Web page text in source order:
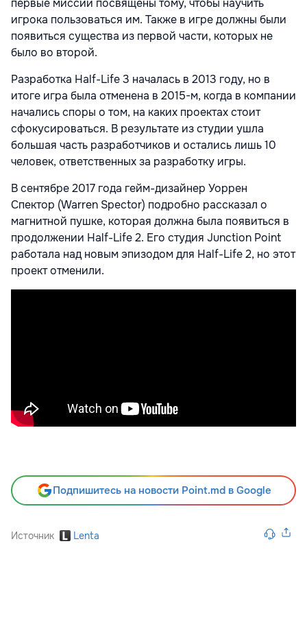
игрока пользоваться им. Также в игре должны были
появиться существа из первой части, которых не
было во второй.
Разработка Half-Life 3 началась в 2013 году, но в
итоге игра была отменена в 2015-м, когда в компании
начались споры о том, на каких проектах стоит
сфокусироваться. В результате из студии ушла
большая часть разработчиков и остались лишь 10
человек, ответственных за разработку игры.
В сентябре 2017 года гейм-дизайнер Уоррен
Спектор (Warren Spector) подробно рассказал о
магнитной пушке, которая должна была появиться в
продолжении Half-Life 2. Его студия Junction Point
работала над новым эпизодом для Half-Life 2, но этот
проект отменили.
Подпишитесь на новости Point.md в Google
Источник Lenta